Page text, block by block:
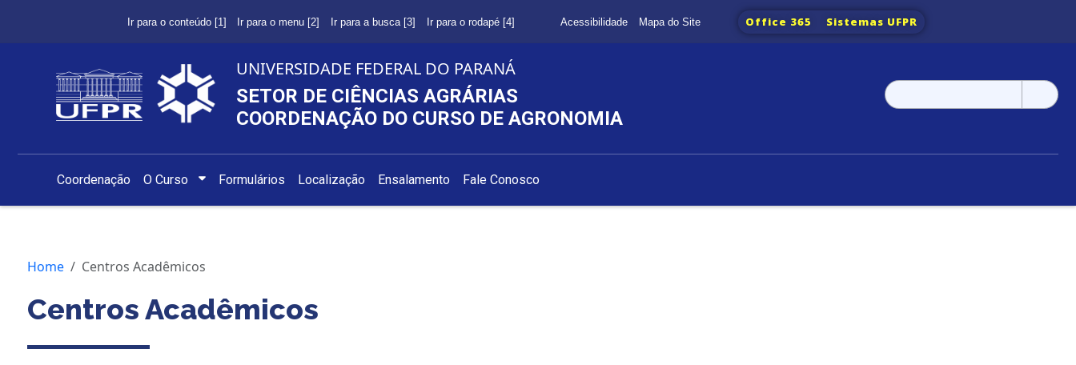
Ir para o conteúdo [1] Ir para o menu [2] Ir para a busca [3] Ir para o rodapé [4] Acessibilidade Mapa do Site Office 365 Sistemas UFPR
UNIVERSIDADE FEDERAL DO PARANÁ
SETOR DE CIÊNCIAS AGRÁRIAS
COORDENAÇÃO DO CURSO DE AGRONOMIA
Pesquisar
por:
Coordenação O Curso Formulários Localização Ensalamento Fale Conosco
Home Centros Acadêmicos
Centros Acadêmicos